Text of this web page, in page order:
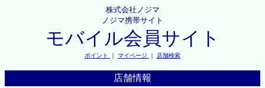
株式会社ノジマ
ノジマ携帯サイト
モバイル会員サイト
ポイント ｜ マイページ ｜ 店舗検索
店舗情報